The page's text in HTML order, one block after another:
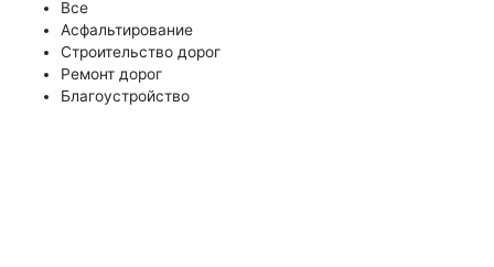
Все
Асфальтирование
Строительство дорог
Ремонт дорог
Благоустройство